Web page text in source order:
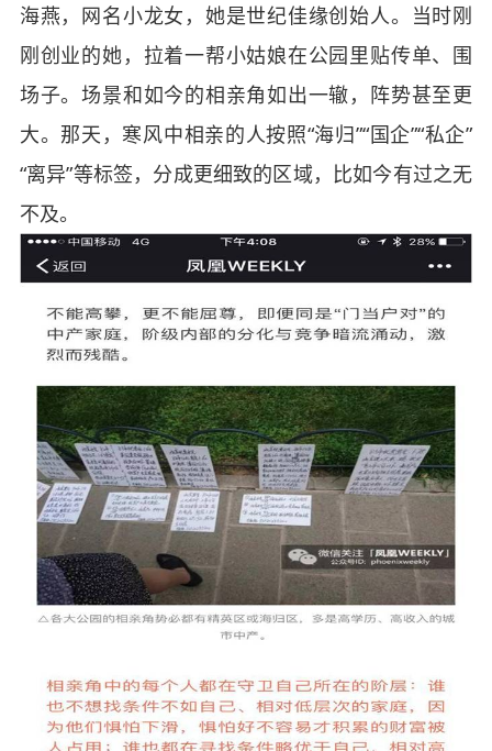
海燕，网名小龙女，她是世纪佳缘创始人。当时刚
刚创业的她，拉着一帮小姑娘在公园里贴传单、围
场子。场景和如今的相亲角如出一辙，阵势甚至更
大。那天，寒风中相亲的人按照“海归”“国企”“私企”
“离异”等标签，分成更细致的区域，比如今有过之无
不及。